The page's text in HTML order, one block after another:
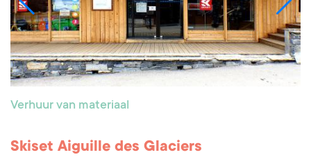
Verhuur van materiaal
Skiset Aiguille des Glaciers